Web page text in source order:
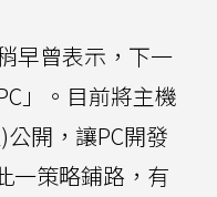
早曾表示，下一
」。目前將主機
開，讓PC開發
一策略鋪路，有